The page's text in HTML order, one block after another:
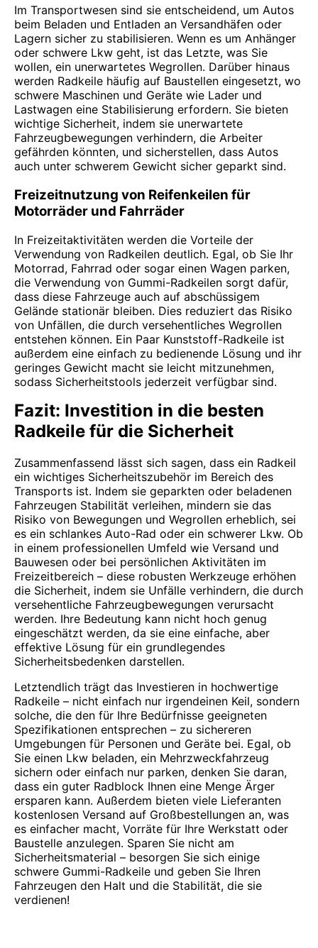
Im Transportwesen sind sie entscheidend, um Autos
beim Beladen und Entladen an Versandhäfen oder
Lagern sicher zu stabilisieren. Wenn es um Anhänger
oder schwere Lkw geht, ist das Letzte, was Sie
wollen, ein unerwartetes Wegrollen. Darüber hinaus
werden Radkeile häufig auf Baustellen eingesetzt, wo
schwere Maschinen und Geräte wie Lader und
Lastwagen eine Stabilisierung erfordern. Sie bieten
wichtige Sicherheit, indem sie unerwartete
Fahrzeugbewegungen verhindern, die Arbeiter
gefährden könnten, und sicherstellen, dass Autos
auch unter schwerem Gewicht sicher geparkt sind.
Freizeitnutzung von Reifenkeilen für
Motorräder und Fahrräder
In Freizeitaktivitäten werden die Vorteile der
Verwendung von Radkeilen deutlich. Egal, ob Sie Ihr
Motorrad, Fahrrad oder sogar einen Wagen parken,
die Verwendung von Gummi-Radkeilen sorgt dafür,
dass diese Fahrzeuge auch auf abschüssigem
Gelände stationär bleiben. Dies reduziert das Risiko
von Unfällen, die durch versehentliches Wegrollen
entstehen können. Ein Paar Kunststoff-Radkeile ist
außerdem eine einfach zu bedienende Lösung und ihr
geringes Gewicht macht sie leicht mitzunehmen,
sodass Sicherheitstools jederzeit verfügbar sind.
Fazit: Investition in die besten
Radkeile für die Sicherheit
Zusammenfassend lässt sich sagen, dass ein Radkeil
ein wichtiges Sicherheitszubehör im Bereich des
Transports ist. Indem sie geparkten oder beladenen
Fahrzeugen Stabilität verleihen, mindern sie das
Risiko von Bewegungen und Wegrollen erheblich, sei
es ein schlankes Auto-Rad oder ein schwerer Lkw. Ob
in einem professionellen Umfeld wie Versand und
Bauwesen oder bei persönlichen Aktivitäten im
Freizeitbereich – diese robusten Werkzeuge erhöhen
die Sicherheit, indem sie Unfälle verhindern, die durch
versehentliche Fahrzeugbewegungen verursacht
werden. Ihre Bedeutung kann nicht hoch genug
eingeschätzt werden, da sie eine einfache, aber
effektive Lösung für ein grundlegendes
Sicherheitsbedenken darstellen.
Letztendlich trägt das Investieren in hochwertige
Radkeile – nicht einfach nur irgendeinen Keil, sondern
solche, die den für Ihre Bedürfnisse geeigneten
Spezifikationen entsprechen – zu sichereren
Umgebungen für Personen und Geräte bei. Egal, ob
Sie einen Lkw beladen, ein Mehrzweckfahrzeug
sichern oder einfach nur parken, denken Sie daran,
dass ein guter Radblock Ihnen eine Menge Ärger
ersparen kann. Außerdem bieten viele Lieferanten
kostenlosen Versand auf Großbestellungen an, was
es einfacher macht, Vorräte für Ihre Werkstatt oder
Baustelle anzulegen. Sparen Sie nicht am
Sicherheitsmaterial – besorgen Sie sich einige
schwere Gummi-Radkeile und geben Sie Ihren
Fahrzeugen den Halt und die Stabilität, die sie
verdienen!